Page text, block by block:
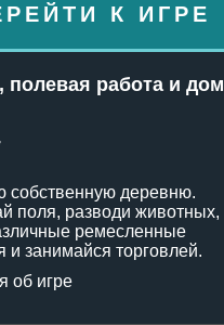
К ИГРЕ
полевая работа и дом
собственную деревню.
поля, разводи животных,
ремесленные
и занимайся торговлей.
об игре